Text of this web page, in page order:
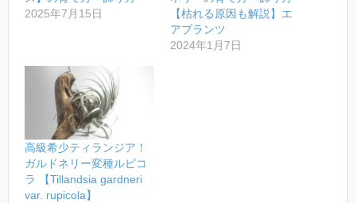
2025年7月15日
【枯れる原因も解説】エ
アプランツ
2024年1月7日
高級希少ティランジア！
ガルドネリー変種ルピコ
ラ 【Tillandsia gardneri
var. rupicola】